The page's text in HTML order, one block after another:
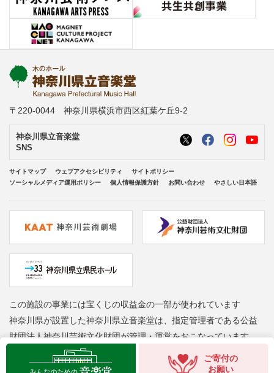
ご寄付の
お願い
〒220-0044 神奈川県横浜市西区紅葉ケ丘9-2
神奈川県立音楽堂
SNS
サイトマップ ウェブアクセシビリティ
サイトポリシー
ソーシャルメディア運用ポリシー
個人情報保護方針 お問い合わせ やさしい日本語
この施設の事業には宝くじの収益金の一部が使われています
神奈川県が設置した神奈川県立音楽堂は、指定管理者である公益
財団法人神奈川芸術文化財団が管理・運営をおこなっています
Copyright © Kanagawa Arts Foundation. All rights reserved.